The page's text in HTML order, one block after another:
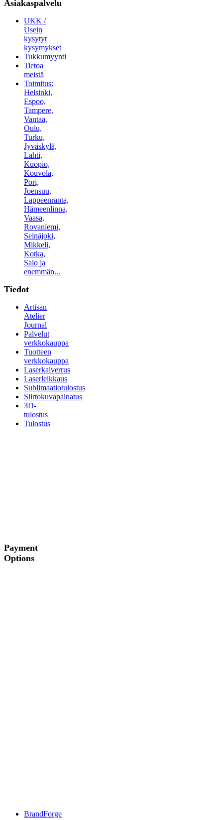
Asiakaspalvelu
UKK /
Usein
kysytyt
kysymykset
Tukkumyynti
Tietoa
meistä
Toimitus:
Helsinki,
Espoo,
Tampere,
Vantaa,
Oulu,
Turku,
Jyväskylä,
Lahti,
Kuopio,
Kouvola,
Pori,
Joensuu,
Lappeenranta,
Hämeenlinna,
Vaasa,
Rovaniemi,
Seinäjoki,
Mikkeli,
Kotka,
Salo ja
enemmän...
Tiedot
Artisan
Atelier
Journal
Palvelut
verkkokauppa
Tuotteen
verkkokauppa
Laserkaiverrus
Laserleikkaus
Sublimaatiotulostus
Siirtokuvapainatus
3D-
tulostus
Tulostus
Payment
Options
BrandForge